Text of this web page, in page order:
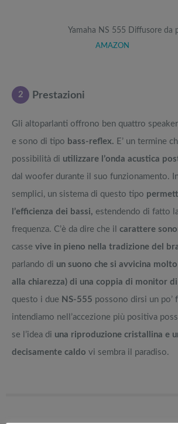
Yamaha NS 555 Diffusore da
AMAZON
2 Prestazioni
Gli altoparlanti offrono ben quattro
e sono di tipo bass-reflex. E’ un termine
possibilità di utilizzare l’onda acustica
dal woofer durante il suo funzionamento.
semplici, un sistema di questo tipo
l’efficienza dei bassi, estendendo di fatto
frequenza. C’è da dire che il carattere
casse vive in pieno nella tradizione del
parlando di un suono che si avvicina
alla chiarezza) di una coppia di monitor
questo i due NS-555 possono dirsi un po’
intendiamo nell’accezione più positiva
se l’idea di una riproduzione cristallina e
decisamente caldo vi sembra il paradiso.